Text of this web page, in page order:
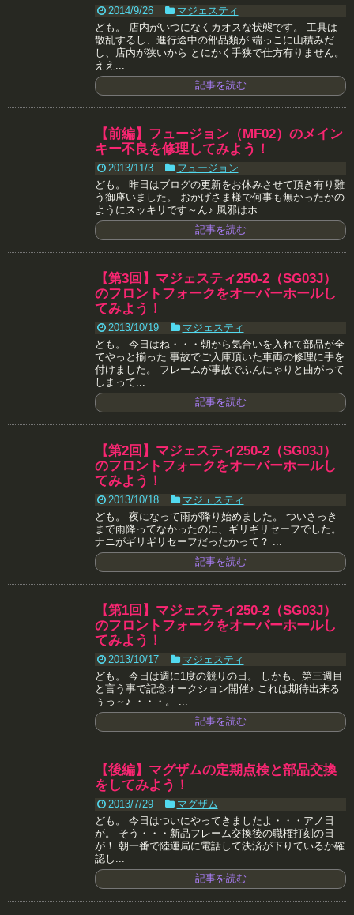
2014/9/26
マジェスティ
ども。 店内がいつになくカオスな状態です。 工具は
散乱するし、進行途中の部品類が 端っこに山積みだ
し、店内が狭いから とにかく手狭で仕方有りません。
ええ...
記事を読む
【前編】フュージョン（MF02）のメイン
キー不良を修理してみよう！
2013/11/3
フュージョン
ども。 昨日はブログの更新をお休みさせて頂き有り難
う御座いました。 おかげさま様で何事も無かったかの
ようにスッキリです～ん♪ 風邪はホ...
記事を読む
【第3回】マジェスティ250-2（SG03J）
のフロントフォークをオーバーホールし
てみよう！
2013/10/19
マジェスティ
ども。 今日はね・・・朝から気合いを入れて部品が全
てやっと揃った 事故でご入庫頂いた車両の修理に手を
付けました。 フレームが事故でふんにゃりと曲がって
しまって...
記事を読む
【第2回】マジェスティ250-2（SG03J）
のフロントフォークをオーバーホールし
てみよう！
2013/10/18
マジェスティ
ども。 夜になって雨が降り始めました。 ついさっき
まで雨降ってなかったのに、ギリギリセーフでした。
ナニがギリギリセーフだったかって？ ...
記事を読む
【第1回】マジェスティ250-2（SG03J）
のフロントフォークをオーバーホールし
てみよう！
2013/10/17
マジェスティ
ども。 今日は週に1度の競りの日。 しかも、第三週目
と言う事で記念オークション開催♪ これは期待出来る
ぅっ～♪ ・・・。 ...
記事を読む
【後編】マグザムの定期点検と部品交換
をしてみよう！
2013/7/29
マグザム
ども。 今日はついにやってきましたよ・・・アノ日
が。 そう・・・新品フレーム交換後の職権打刻の日
が！ 朝一番で陸運局に電話して決済が下りているか確
認し...
記事を読む